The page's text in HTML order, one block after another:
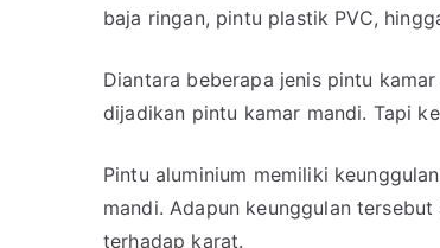
baja ringan, pintu plastik PVC,
Diantara beberapa jenis pintu
dijadikan pintu kamar mandi. Tapi
Pintu aluminium memiliki
mandi. Adapun keunggulan
terhadap karat.